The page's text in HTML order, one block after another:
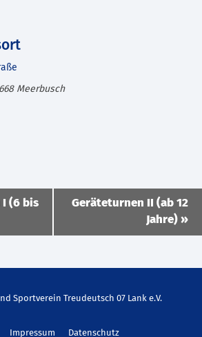
Meerbusch
(6 bis
Geräteturnen II (ab 12
Jahre) »
Sportverein Treudeutsch 07 Lank e.V.
Impressum Datenschutz